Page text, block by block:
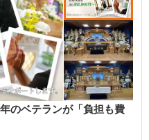
のベテランが「負担も費